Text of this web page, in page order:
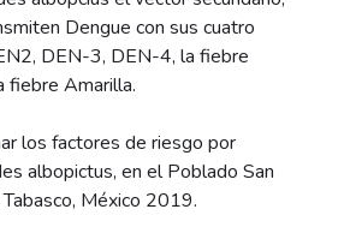
Dengue con sus cuatro
DEN-3, DEN-4, la fiebre
fiebre Amarilla.
los factores de riesgo por
albopictus, en el Poblado San
México 2019.